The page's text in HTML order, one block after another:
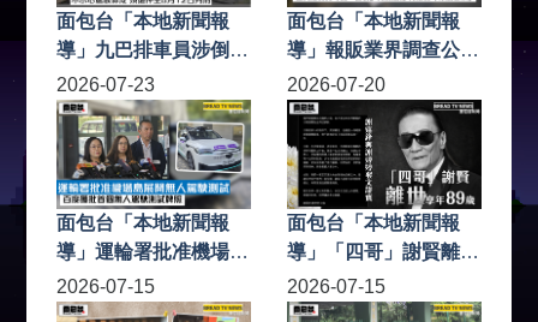
面包台「本地新聞報
導」九巴排車員涉倒車
撞斃車長 不小心駕駛
罪成 須還押至8月12日
判刑
面包台「本地新聞報
導」報販業界調查公佈
指煙盒尺寸限制對業界
打擊大 逾九成支持
「統一包裝」分拆處理
先落實「印刷要求」
2026-07-23
面包台「本地新聞報
導」運輪署批准機場島
展開無人駕駛測試 百
度獲批首個無人駕駛測
2026-07-20
面包台「本地新聞報
導」「四哥」謝賢離世
享年89歲 謝霆鋒與謝
婷婷發文證實
2026-07-15 2026-07-15